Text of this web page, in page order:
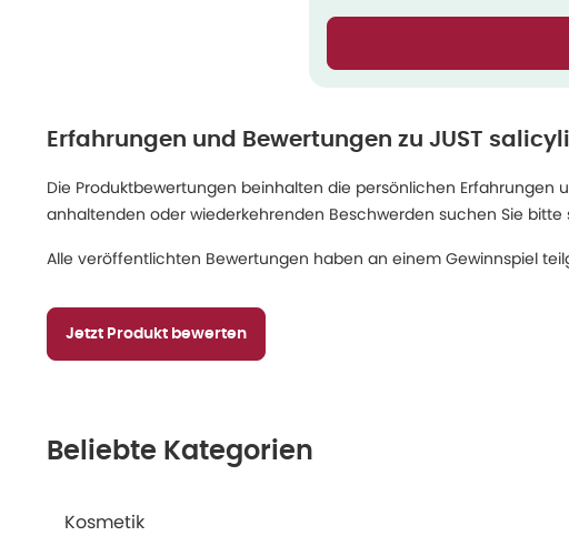
Erfahrungen und Bewertungen zu JUST
Die Produktbewertungen beinhalten die persönlichen Erfahrungen
anhaltenden oder wiederkehrenden Beschwerden suchen Sie bitte
Alle veröffentlichten Bewertungen haben an einem Gewinnspiel
Jetzt Produkt bewerten
Beliebte Kategorien
Kosmetik